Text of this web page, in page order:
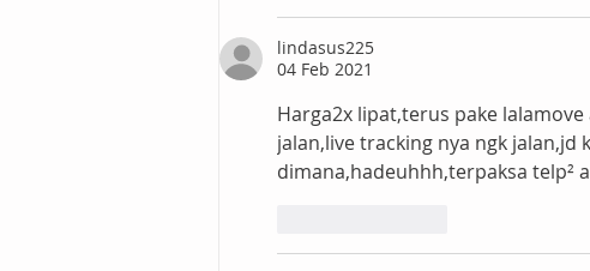
lindasus225
04 Feb 2021
Harga2x lipat,terus pake
jalan,live tracking nya ngk jalan,jd
dimana,hadeuhhh,terpaksa telp²